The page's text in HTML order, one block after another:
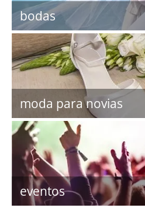
bodas
moda para novias
eventos